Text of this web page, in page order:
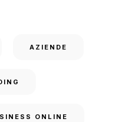
AZIENDE
ONLINE